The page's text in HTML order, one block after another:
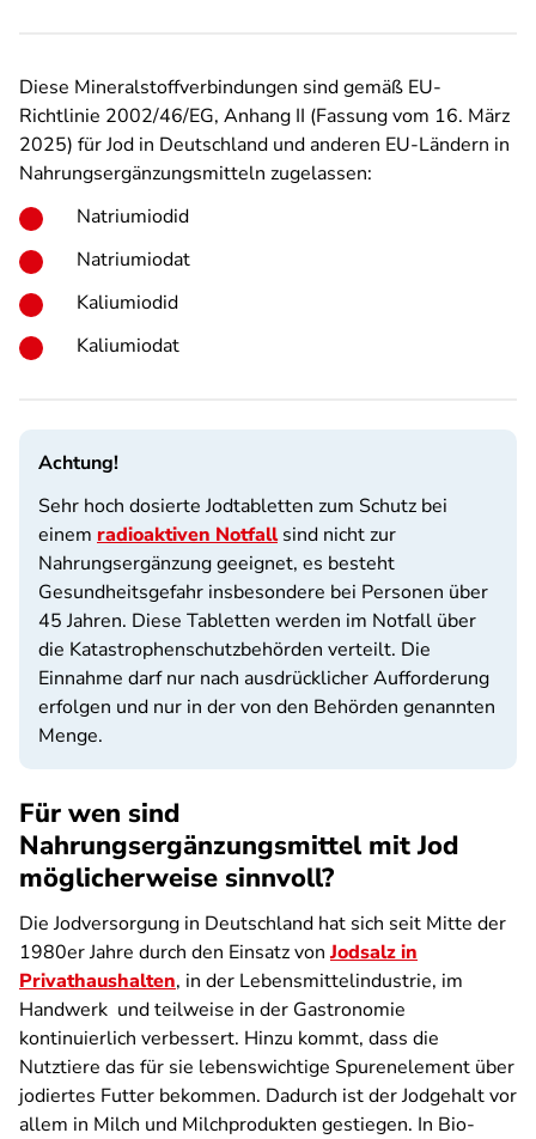
Diese Mineralstoffverbindungen sind gemäß EU-
Richtlinie 2002/46/EG, Anhang II (Fassung vom 16. März
2025) für Jod in Deutschland und anderen EU-Ländern in
Nahrungsergänzungsmitteln zugelassen:
Natriumiodid
Natriumiodat
Kaliumiodid
Kaliumiodat
Achtung!
Sehr hoch dosierte Jodtabletten zum Schutz bei
einem radioaktiven Notfallsind nicht zur
Nahrungsergänzung geeignet, es besteht
Gesundheitsgefahr insbesondere bei Personen über
45 Jahren. Diese Tabletten werden im Notfall über
die Katastrophenschutzbehörden verteilt. Die
Einnahme darf nur nach ausdrücklicher Aufforderung
erfolgen und nur in der von den Behörden genannten
Menge.
Für wen sind
Nahrungsergänzungsmittel mit Jod
möglicherweise sinnvoll?
Die Jodversorgung in Deutschland hat sich seit Mitte der
1980er Jahre durch den Einsatz vonJodsalz in
Privathaushalten, in der Lebensmittelindustrie, im
Handwerk und teilweise in der Gastronomie
kontinuierlich verbessert. Hinzu kommt, dass die
Nutztiere das für sie lebenswichtige Spurenelement über
jodiertes Futter bekommen. Dadurch ist der Jodgehalt vor
allem in Milch und Milchprodukten gestiegen. In Bio-